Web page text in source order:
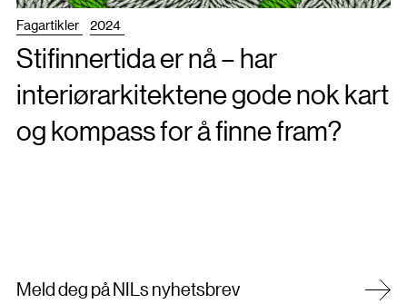
Fagartikler 2024
Stifinnertida er nå – har
interiørarkitektene gode nok kart
og kompass for å finne fram?
Meld deg på NILs nyhetsbrev